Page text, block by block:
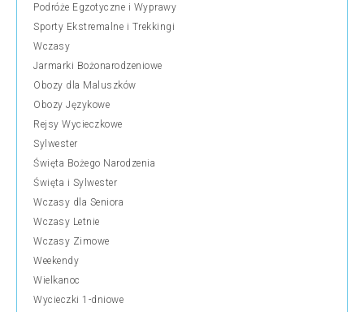
Podróże Egzotyczne i Wyprawy
Sporty Ekstremalne i Trekkingi
Wczasy
Jarmarki Bożonarodzeniowe
Obozy dla Maluszków
Obozy Językowe
Rejsy Wycieczkowe
Sylwester
Święta Bożego Narodzenia
Święta i Sylwester
Wczasy dla Seniora
Wczasy Letnie
Wczasy Zimowe
Weekendy
Wielkanoc
Wycieczki 1-dniowe